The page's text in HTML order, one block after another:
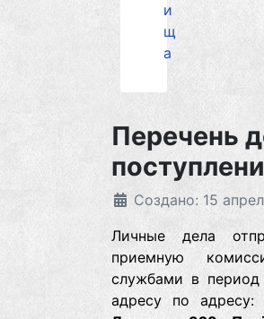
и
щ
а
Перечень
Создано: 15
Личные дела
приемную
службами в
адресу по адресу: